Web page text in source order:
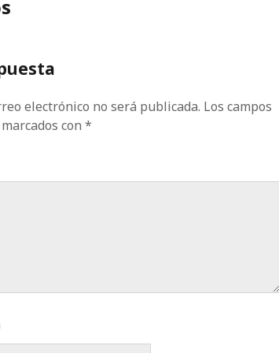
electrónico no será publicada. Los campos
con*